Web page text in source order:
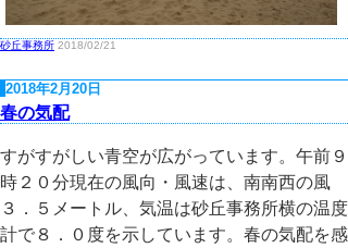
砂丘事務所 2018/02/21
2018年2月20日
春の気配
すがすがしい青空が広がっています。午前９
時２０分現在の風向・風速は、南南西の風
３．５メートル、気温は砂丘事務所横の温度
計で８．０度を示しています。春の気配を感